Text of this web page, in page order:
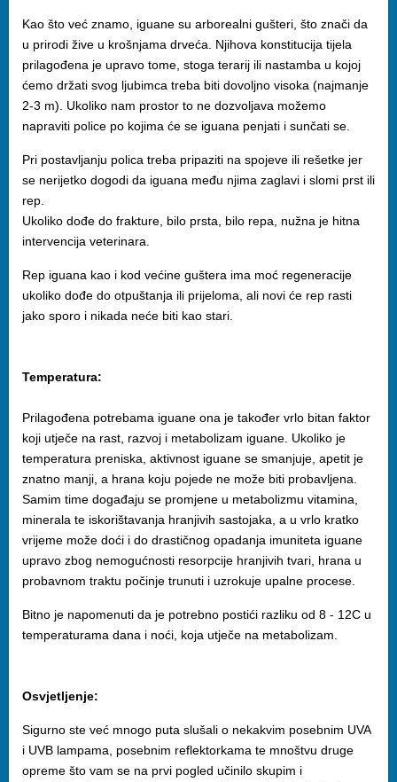
Kao što već znamo, iguane su arborealni gušteri, što znači da
u prirodi žive u krošnjama drveća. Njihova konstitucija tijela
prilagođena je upravo tome, stoga terarij ili nastamba u kojoj
ćemo držati svog ljubimca treba biti dovoljno visoka (najmanje
2-3 m). Ukoliko nam prostor to ne dozvoljava možemo
napraviti police po kojima će se iguana penjati i sunčati se.
Pri postavljanju polica treba pripaziti na spojeve ili rešetke jer
se nerijetko dogodi da iguana među njima zaglavi i slomi prst ili
rep.
Ukoliko dođe do frakture, bilo prsta, bilo repa, nužna je hitna
intervencija veterinara.
Rep iguana kao i kod većine guštera ima moć regeneracije
ukoliko dođe do otpuštanja ili prijeloma, ali novi će rep rasti
jako sporo i nikada neće biti kao stari.
Temperatura:
Prilagođena potrebama iguane ona je također vrlo bitan faktor
koji utječe na rast, razvoj i metabolizam iguane. Ukoliko je
temperatura preniska, aktivnost iguane se smanjuje, apetit je
znatno manji, a hrana koju pojede ne može biti probavljena.
Samim time događaju se promjene u metabolizmu vitamina,
minerala te iskorištavanja hranjivih sastojaka, a u vrlo kratko
vrijeme može doći i do drastičnog opadanja imuniteta iguane
upravo zbog nemogućnosti resorpcije hranjivih tvari, hrana u
probavnom traktu počinje trunuti i uzrokuje upalne procese.
Bitno je napomenuti da je potrebno postići razliku od 8 - 12C u
temperaturama dana i noći, koja utječe na metabolizam.
Osvjetljenje:
Sigurno ste već mnogo puta slušali o nekakvim posebnim UVA
i UVB lampama, posebnim reflektorkama te mnoštvu druge
opreme što vam se na prvi pogled učinilo skupim i